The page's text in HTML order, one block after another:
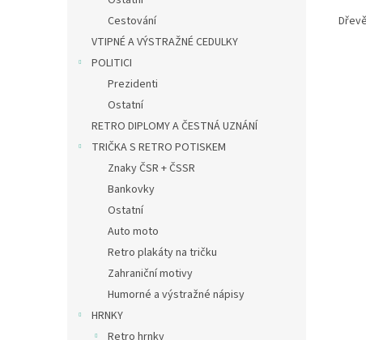
Cestování
VTIPNÉ A VÝSTRAŽNÉ CEDULKY
POLITICI
Prezidenti
Ostatní
RETRO DIPLOMY A ČESTNÁ UZNÁNÍ
TRIČKA S RETRO POTISKEM
Znaky ČSR + ČSSR
Bankovky
Ostatní
Auto moto
Retro plakáty na tričku
Zahraniční motivy
Humorné a výstražné nápisy
HRNKY
Retro hrnky